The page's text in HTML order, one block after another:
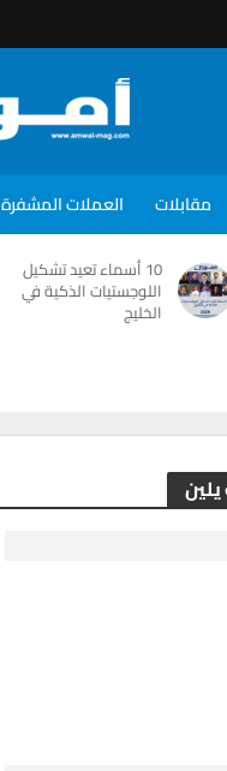
مقابلات العملات المشفرة
10 أسماء تعيد تشكيل
اللوجستيات الذكية في
الخليج